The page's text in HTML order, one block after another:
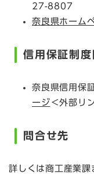
27-8807
奈良県ホーム
信用保証制度
奈良県信用保
ージ ＜外部リ
問合せ先
詳しくは商工産業課